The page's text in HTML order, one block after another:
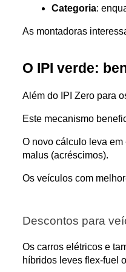
Categoria:
As montadoras
O IPI verde:
Além do IPI Zero para
Este mecanismo
O novo cálculo leva
malus (acréscimos).
Os veículos com
Descontos para
Os carros elétricos e
híbridos leves flex-fuel